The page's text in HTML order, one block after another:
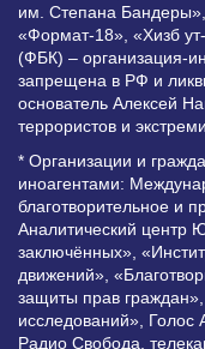
им. Степана
«Формат-18», «Хизб
(ФБК) – организация-
запрещена в РФ и
основатель Алексей
террористов и
* Организации и
иноагентами:
благотворительное и
Аналитический центр
заключённых»,
движений»,
защиты прав
исследований»,
Радио Свобода,